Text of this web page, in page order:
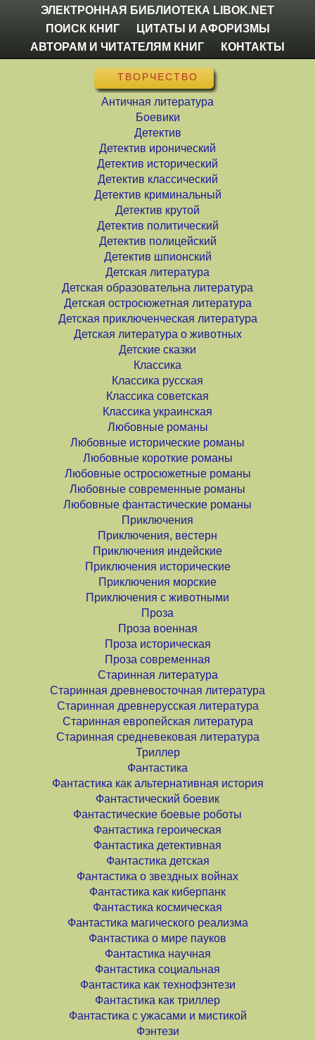
ЭЛЕКТРОННАЯ БИБЛИОТЕКА LIBOK.NET
ПОИСК КНИГ
ЦИТАТЫ И АФОРИЗМЫ
АВТОРАМ И ЧИТАТЕЛЯМ КНИГ
КОНТАКТЫ
ТВОРЧЕСТВО
Античная литература
Боевики
Детектив
Детектив иронический
Детектив исторический
Детектив классический
Детектив криминальный
Детектив крутой
Детектив политический
Детектив полицейский
Детектив шпионский
Детская литература
Детская образовательна литература
Детская остросюжетная литература
Детская приключенческая литература
Детская литература о животных
Детские сказки
Классика
Классика русская
Классика советская
Классика украинская
Любовные романы
Любовные исторические романы
Любовные короткие романы
Любовные остросюжетные романы
Любовные современные романы
Любовные фантастические романы
Приключения
Приключения, вестерн
Приключения индейские
Приключения исторические
Приключения морские
Приключения с животными
Проза
Проза военная
Проза историческая
Проза современная
Старинная литература
Старинная древневосточная литература
Старинная древнерусская литература
Старинная европейская литература
Старинная средневековая литература
Триллер
Фантастика
Фантастика как альтернативная история
Фантастический боевик
Фантастические боевые роботы
Фантастика героическая
Фантастика детективная
Фантастика детская
Фантастика о звездных войнах
Фантастика как киберпанк
Фантастика космическая
Фантастика магического реализма
Фантастика о мире пауков
Фантастика научная
Фантастика социальная
Фантастика как технофэнтези
Фантастика как триллер
Фантастика с ужасами и мистикой
Фэнтези